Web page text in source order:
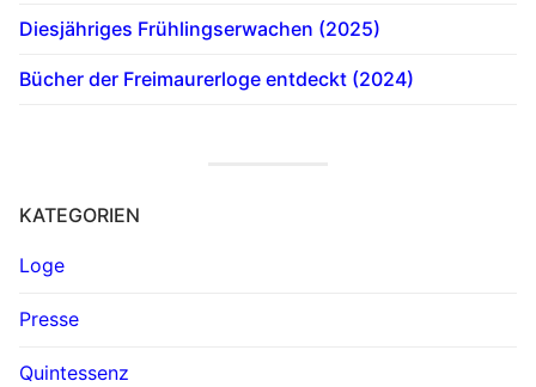
Diesjähriges Frühlingserwachen (2025)
Bücher der Freimaurerloge entdeckt (2024)
KATEGORIEN
Loge
Presse
Quintessenz